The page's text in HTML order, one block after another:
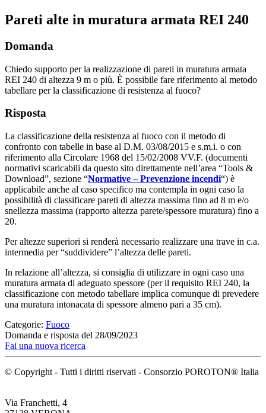
Pareti alte in muratura armata REI 240
Domanda
Chiedo supporto per la realizzazione di pareti in muratura armata
REI 240 di altezza 9 m o più. È possibile fare riferimento al metodo
tabellare per la classificazione di resistenza al fuoco?
Risposta
La classificazione della resistenza al fuoco con il metodo di
confronto con tabelle in base al D.M. 03/08/2015 e s.m.i. o con
riferimento alla Circolare 1968 del 15/02/2008 VV.F. (documenti
normativi scaricabili da questo sito direttamente nell’area “Tools &
Download”, sezione “Normative – Prevenzione incendi“) è
applicabile anche al caso specifico ma contempla in ogni caso la
possibilità di classificare pareti di altezza massima fino ad 8 m e/o
snellezza massima (rapporto altezza parete/spessore muratura) fino a
20.
Per altezze superiori si renderà necessario realizzare una trave in c.a.
intermedia per “suddividere” l’altezza delle pareti.
In relazione all’altezza, si consiglia di utilizzare in ogni caso una
muratura armata di adeguato spessore (per il requisito REI 240, la
classificazione con metodo tabellare implica comunque di prevedere
una muratura intonacata di spessore almeno pari a 35 cm).
Categorie: Fuoco
Domanda e risposta del 28/09/2023
Fai una nuova ricerca
© Copyright - Tutti i diritti riservati - Consorzio POROTON® Italia
Via Franchetti, 4